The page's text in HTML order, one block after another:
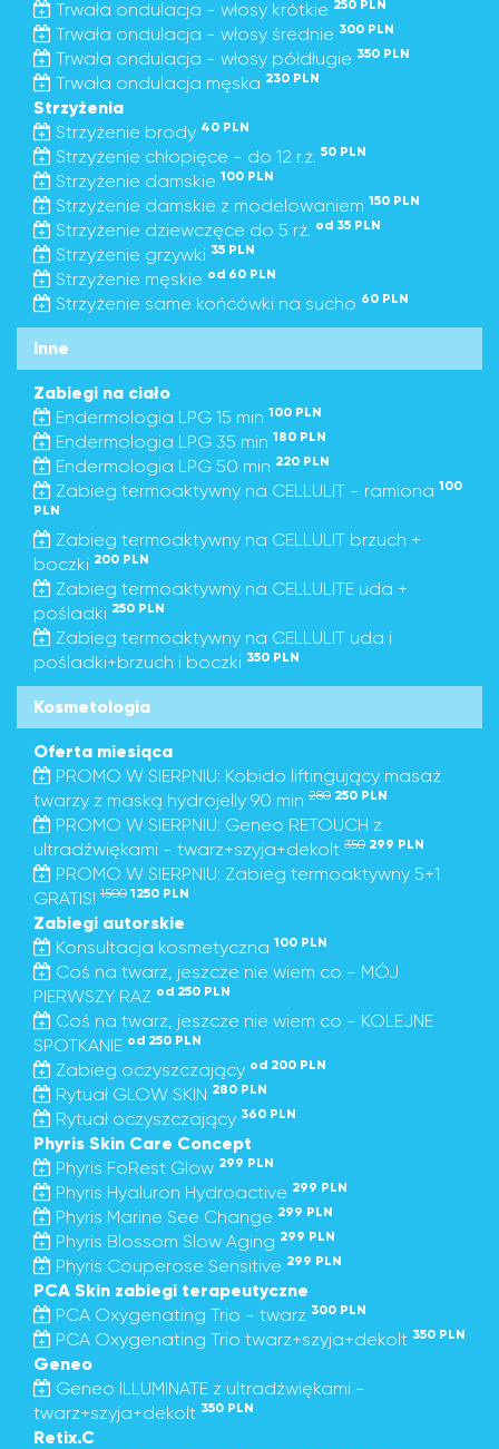
Trwała ondulacja - włosy krótkie 250 PLN
Trwała ondulacja - włosy średnie 300 PLN
Trwała ondulacja - włosy półdługie 350 PLN
Trwała ondulacja męska 230 PLN
Strzyżenia
Strzyżenie brody 40 PLN
Strzyżenie chłopięce - do 12 r.ż. 50 PLN
Strzyżenie damskie 100 PLN
Strzyżenie damskie z modelowaniem 150 PLN
Strzyżenie dziewczęce do 5 rż. od 35 PLN
Strzyżenie grzywki 35 PLN
Strzyżenie męskie od 60 PLN
Strzyżenie same końcówki na sucho 60 PLN
Inne
Zabiegi na ciało
Endermologia LPG 15 min 100 PLN
Endermologia LPG 35 min 180 PLN
Endermologia LPG 50 min 220 PLN
Zabieg termoaktywny na CELLULIT - ramiona 100
PLN
Zabieg termoaktywny na CELLULIT brzuch +
boczki 200 PLN
Zabieg termoaktywny na CELLULITE uda +
pośladki 250 PLN
Zabieg termoaktywny na CELLULIT uda i
pośladki+brzuch i boczki 350 PLN
Kosmetologia
Oferta miesiąca
PROMO W SIERPNIU: Kobido liftingujący masaż
twarzy z maską hydrojelly 90 min 280 250 PLN
PROMO W SIERPNIU: Geneo RETOUCH z
ultradźwiękami - twarz+szyja+dekolt 350 299 PLN
PROMO W SIERPNIU: Zabieg termoaktywny 5+1
GRATIS! 1500 1250 PLN
Zabiegi autorskie
Konsultacja kosmetyczna 100 PLN
Coś na twarz, jeszcze nie wiem co - MÓJ
PIERWSZY RAZ od 250 PLN
Coś na twarz, jeszcze nie wiem co - KOLEJNE
SPOTKANIE od 250 PLN
Zabieg oczyszczający od 200 PLN
Rytuał GLOW SKIN 280 PLN
Rytuał oczyszczający 360 PLN
Phyris Skin Care Concept
Phyris FoRest Glow 299 PLN
Phyris Hyaluron Hydroactive 299 PLN
Phyris Marine See Change 299 PLN
Phyris Blossom Slow Aging 299 PLN
Phyris Couperose Sensitive 299 PLN
PCA Skin zabiegi terapeutyczne
PCA Oxygenating Trio - twarz 300 PLN
PCA Oxygenating Trio twarz+szyja+dekolt 350 PLN
Geneo
Geneo ILLUMINATE z ultradźwiękami -
twarz+szyja+dekolt 350 PLN
Retix.C